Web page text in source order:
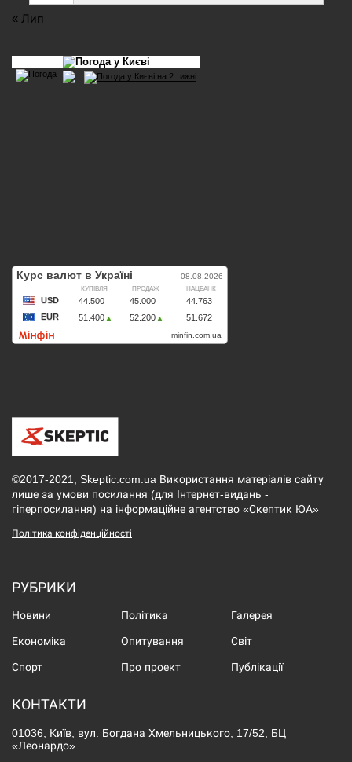
« Лип
©2017-2021, Skeptic.com.ua Використання матеріалів сайту
лише за умови посилання (для Інтернет-видань -
гіперпосилання) на інформаційне агентство «Скептик ЮА»
Політика конфіденційності
РУБРИКИ
Новини Політика Галерея
Економіка Опитування Світ
Спорт Про проект Публікації
КОНТАКТИ
01036, Київ, вул. Богдана Хмельницького, 17/52, БЦ
«Леонардо»